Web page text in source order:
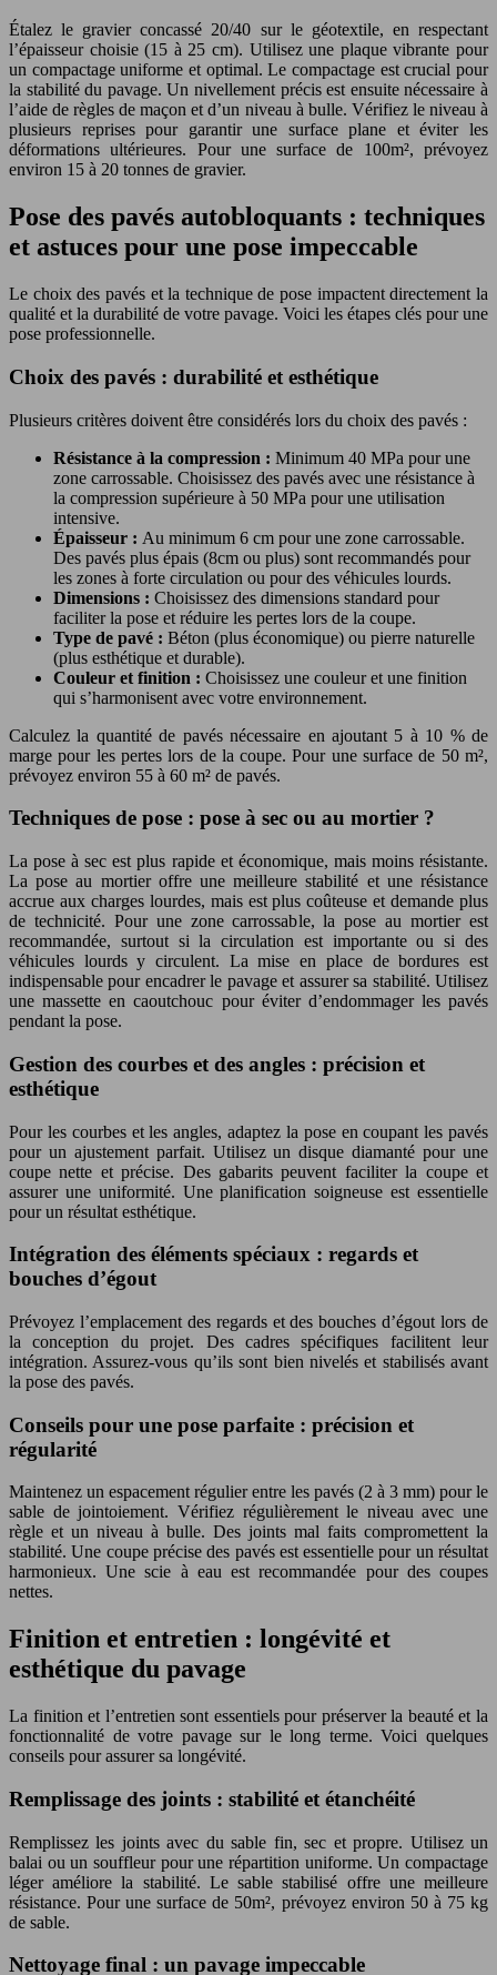
Étalez le gravier concassé 20/40 sur le géotextile, en respectant
l’épaisseur choisie (15 à 25 cm). Utilisez une plaque vibrante pour
un compactage uniforme et optimal. Le compactage est crucial pour
la stabilité du pavage. Un nivellement précis est ensuite nécessaire à
l’aide de règles de maçon et d’un niveau à bulle. Vérifiez le niveau à
plusieurs reprises pour garantir une surface plane et éviter les
déformations ultérieures. Pour une surface de 100m², prévoyez
environ 15 à 20 tonnes de gravier.
Pose des pavés autobloquants : techniques
et astuces pour une pose impeccable
Le choix des pavés et la technique de pose impactent directement la
qualité et la durabilité de votre pavage. Voici les étapes clés pour une
pose professionnelle.
Choix des pavés : durabilité et esthétique
Plusieurs critères doivent être considérés lors du choix des pavés :
Résistance à la compression : Minimum 40 MPa pour une
zone carrossable. Choisissez des pavés avec une résistance à
la compression supérieure à 50 MPa pour une utilisation
intensive.
Épaisseur : Au minimum 6 cm pour une zone carrossable.
Des pavés plus épais (8cm ou plus) sont recommandés pour
les zones à forte circulation ou pour des véhicules lourds.
Dimensions : Choisissez des dimensions standard pour
faciliter la pose et réduire les pertes lors de la coupe.
Type de pavé : Béton (plus économique) ou pierre naturelle
(plus esthétique et durable).
Couleur et finition : Choisissez une couleur et une finition
qui s’harmonisent avec votre environnement.
Calculez la quantité de pavés nécessaire en ajoutant 5 à 10 % de
marge pour les pertes lors de la coupe. Pour une surface de 50 m²,
prévoyez environ 55 à 60 m² de pavés.
Techniques de pose : pose à sec ou au mortier ?
La pose à sec est plus rapide et économique, mais moins résistante.
La pose au mortier offre une meilleure stabilité et une résistance
accrue aux charges lourdes, mais est plus coûteuse et demande plus
de technicité. Pour une zone carrossable, la pose au mortier est
recommandée, surtout si la circulation est importante ou si des
véhicules lourds y circulent. La mise en place de bordures est
indispensable pour encadrer le pavage et assurer sa stabilité. Utilisez
une massette en caoutchouc pour éviter d’endommager les pavés
pendant la pose.
Gestion des courbes et des angles : précision et
esthétique
Pour les courbes et les angles, adaptez la pose en coupant les pavés
pour un ajustement parfait. Utilisez un disque diamanté pour une
coupe nette et précise. Des gabarits peuvent faciliter la coupe et
assurer une uniformité. Une planification soigneuse est essentielle
pour un résultat esthétique.
Intégration des éléments spéciaux : regards et
bouches d’égout
Prévoyez l’emplacement des regards et des bouches d’égout lors de
la conception du projet. Des cadres spécifiques facilitent leur
intégration. Assurez-vous qu’ils sont bien nivelés et stabilisés avant
la pose des pavés.
Conseils pour une pose parfaite : précision et
régularité
Maintenez un espacement régulier entre les pavés (2 à 3 mm) pour le
sable de jointoiement. Vérifiez régulièrement le niveau avec une
règle et un niveau à bulle. Des joints mal faits compromettent la
stabilité. Une coupe précise des pavés est essentielle pour un résultat
harmonieux. Une scie à eau est recommandée pour des coupes
nettes.
Finition et entretien : longévité et
esthétique du pavage
La finition et l’entretien sont essentiels pour préserver la beauté et la
fonctionnalité de votre pavage sur le long terme. Voici quelques
conseils pour assurer sa longévité.
Remplissage des joints : stabilité et étanchéité
Remplissez les joints avec du sable fin, sec et propre. Utilisez un
balai ou un souffleur pour une répartition uniforme. Un compactage
léger améliore la stabilité. Le sable stabilisé offre une meilleure
résistance. Pour une surface de 50m², prévoyez environ 50 à 75 kg
de sable.
Nettoyage final : un pavage impeccable